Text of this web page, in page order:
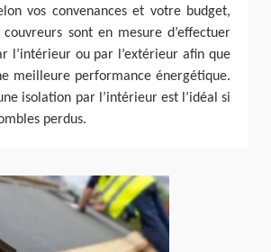
vos convenances et votre budget,
couvreurs sont en mesure d’effectuer
l’intérieur ou par l’extérieur afin que
meilleure performance énergétique.
isolation par l’intérieur est l’idéal si
perdus.